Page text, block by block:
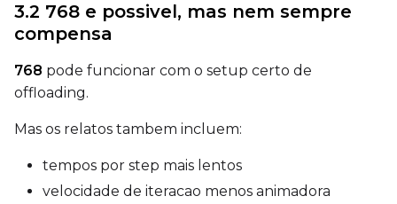
Settings
ToggleIs
Is Regularization
Resolutions
3.2 768 e possivel, mas nem sempre
compensa
768 pode funcionar com o setup certo de
offloading.
Mas os relatos tambem incluem:
tempos por step mais lentos
velocidade de iteracao menos animadora